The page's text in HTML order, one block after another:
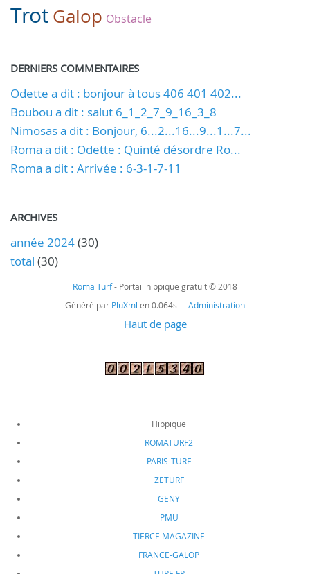
Trot Galop Obstacle
DERNIERS COMMENTAIRES
Odette a dit : bonjour à tous 406 401 402...
Boubou a dit : salut 6_1_2_7_9_16_3_8
Nimosas a dit : Bonjour, 6...2...16...9...1...7...
Roma a dit : Odette : Quinté désordre Ro...
Roma a dit : Arrivée : 6-3-1-7-11
ARCHIVES
année 2024(30)
total (30)
Roma Turf- Portail hippique gratuit © 2018
Généré par PluXml en 0.064s -Administration
Haut de page
Hippique
ROMATURF2
PARIS-TURF
ZETURF
GENY
PMU
TIERCE MAGAZINE
FRANCE-GALOP